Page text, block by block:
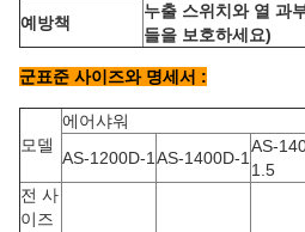
예방책
누출 스위치와 열 과
들을 보호하세요)
군표준 사이즈와 명세서 :
모델
에어샤워
AS-1200D-1 AS-1400D-1
AS-
1.5
전 사
이즈